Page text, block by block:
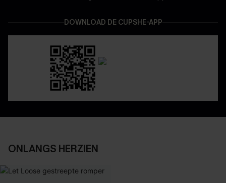
DOWNLOAD DE CUPSHE-APP
ONLANGS HERZIEN